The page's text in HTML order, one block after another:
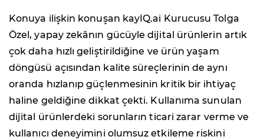
Konuya ilişkin konuşan kayIQ.ai Kurucusu Tolga
Özel, yapay zekânın gücüyle dijital ürünlerin artık
çok daha hızlı geliştirildiğine ve ürün yaşam
döngüsü açısından kalite süreçlerinin de aynı
oranda hızlanıp güçlenmesinin kritik bir ihtiyaç
haline geldiğine dikkat çekti. Kullanıma sunulan
dijital ürünlerdeki sorunların ticari zarar verme ve
kullanıcı deneyimini olumsuz etkileme riskini